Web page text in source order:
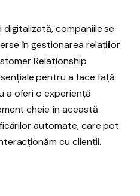
companiile se
în gestionarea relațiilor
Relationship
pentru a face față
a oferi o experiență
cheie în această
automate, care pot
cu clienții.